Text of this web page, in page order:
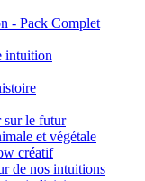
- Pack Complet
intuition
sur le futur
et végétale
créatif
de nos intuitions